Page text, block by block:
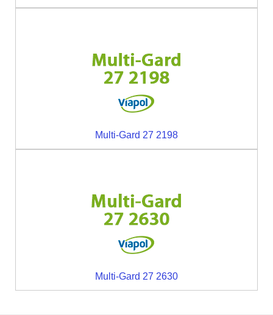
Multi-Gard 27 2198
Multi-Gard 27 2630